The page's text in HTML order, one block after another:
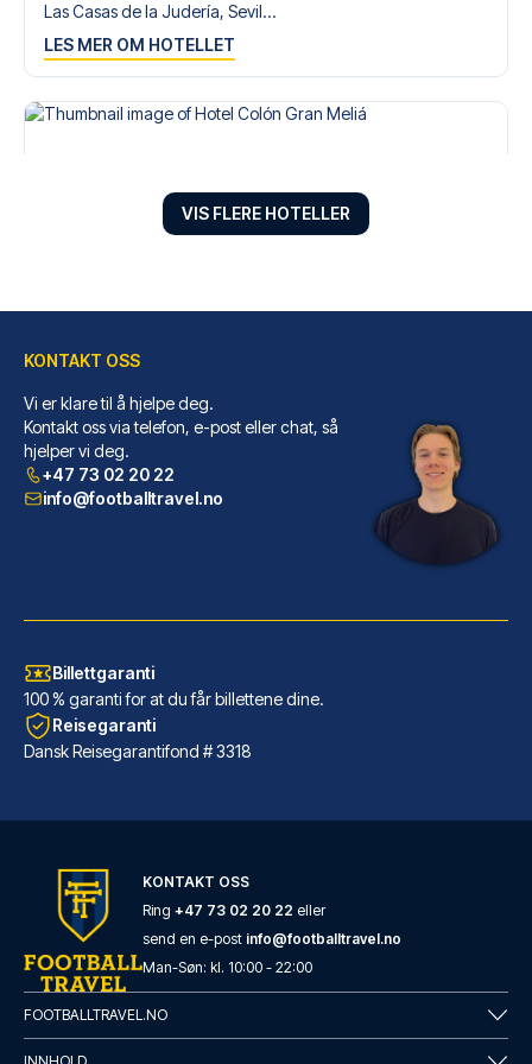
Las Casas de la Judería, Sevil...
LES MER OM HOTELLET
Hotel Colón Gran Meliá
Hotel Colón Gran Meliá ligger ...
LES MER OM HOTELLET
Barceló Sevilla Renacimiento
Beliggende i Sevilla (Triana),...
LES MER OM HOTELLET
VIS FLERE HOTELLER
KONTAKT OSS
Vi er klare til å hjelpe deg.
Kontakt oss via telefon, e-post eller chat, så
hjelper vi deg.
+47 73 02 20 22
info@footballtravel.no
Billettgaranti
100 % garanti for at du får billettene dine.
Reisegaranti
Dansk Reisegarantifond # 3318
KONTAKT OSS
Ring +47 73 02 20 22 eller
send en e-post info@footballtravel.no
Man-Søn: kl. 10:00 - 22:00
FOOTBALLTRAVEL.NO